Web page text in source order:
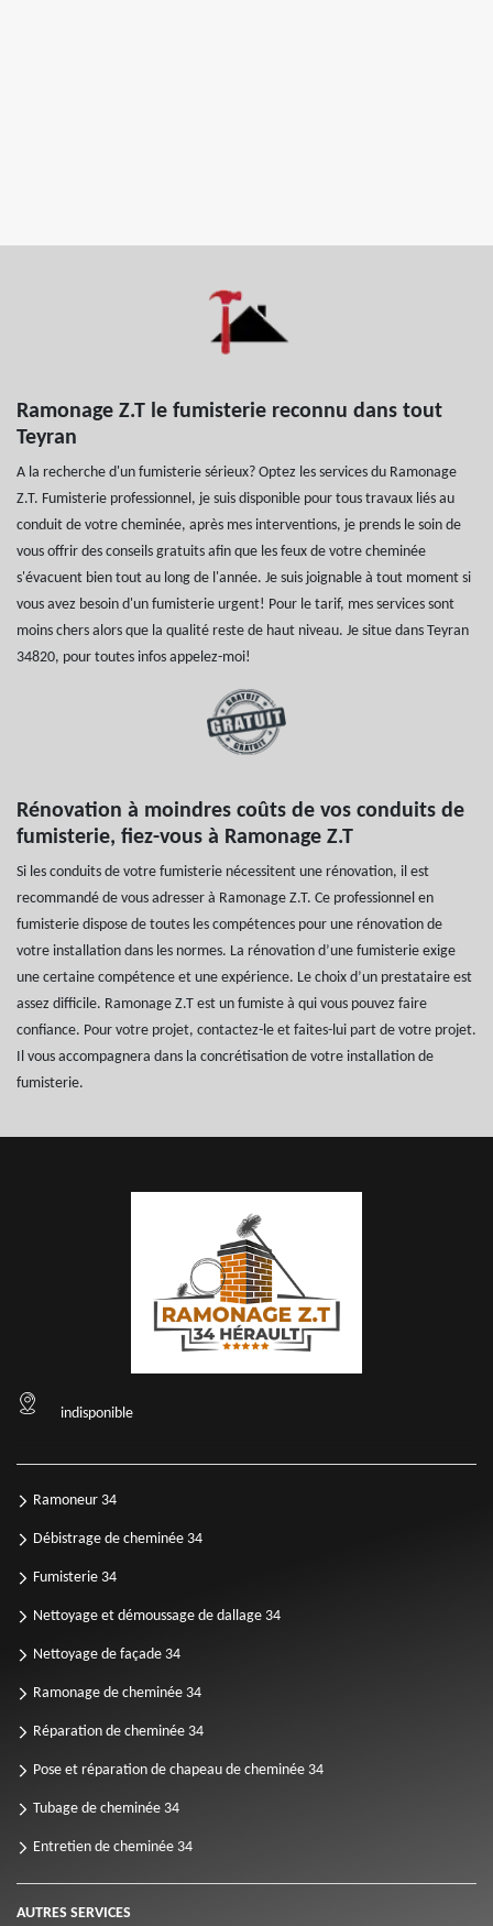
Ramonage Z.T le fumisterie reconnu dans tout
Teyran
A la recherche d'un fumisterie sérieux? Optez les services du Ramonage
Z.T. Fumisterie professionnel, je suis disponible pour tous travaux liés au
conduit de votre cheminée, après mes interventions, je prends le soin de
vous offrir des conseils gratuits afin que les feux de votre cheminée
s'évacuent bien tout au long de l'année. Je suis joignable à tout moment si
vous avez besoin d'un fumisterie urgent! Pour le tarif, mes services sont
moins chers alors que la qualité reste de haut niveau. Je situe dans Teyran
34820, pour toutes infos appelez-moi!
Rénovation à moindres coûts de vos conduits de
fumisterie, fiez-vous à Ramonage Z.T
Si les conduits de votre fumisterie nécessitent une rénovation, il est
recommandé de vous adresser à Ramonage Z.T. Ce professionnel en
fumisterie dispose de toutes les compétences pour une rénovation de
votre installation dans les normes. La rénovation d’une fumisterie exige
une certaine compétence et une expérience. Le choix d’un prestataire est
assez difficile. Ramonage Z.T est un fumiste à qui vous pouvez faire
confiance. Pour votre projet, contactez-le et faites-lui part de votre projet.
Il vous accompagnera dans la concrétisation de votre installation de
fumisterie.
indisponible
Ramoneur 34
Débistrage de cheminée 34
Fumisterie 34
Nettoyage et démoussage de dallage 34
Nettoyage de façade 34
Ramonage de cheminée 34
Réparation de cheminée 34
Pose et réparation de chapeau de cheminée 34
Tubage de cheminée 34
Entretien de cheminée 34
AUTRES SERVICES